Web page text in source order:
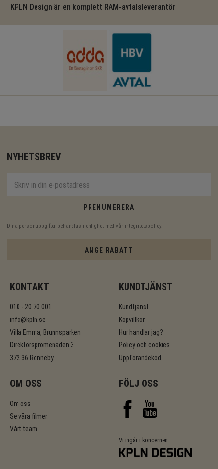
KPLN Design är en komplett RAM-avtalsleverantör
NYHETSBREV
PRENUMERERA
Dina personuppgifter behandlas i enlighet med vår integritetspolicy
ANGE RABATT
KONTAKT
010 - 20 70 001
info@kpln.se
Villa Emma, Brunnsparken
Direktörspromenaden 3
372 36 Ronneby
KUNDTJÄNST
Kundtjänst
Köpvillkor
Hur handlar jag?
Policy och cookies
Uppförandekod
OM OSS
Om oss
Se våra filmer
Vårt team
FÖLJ OSS
Vi ingår i koncernen: